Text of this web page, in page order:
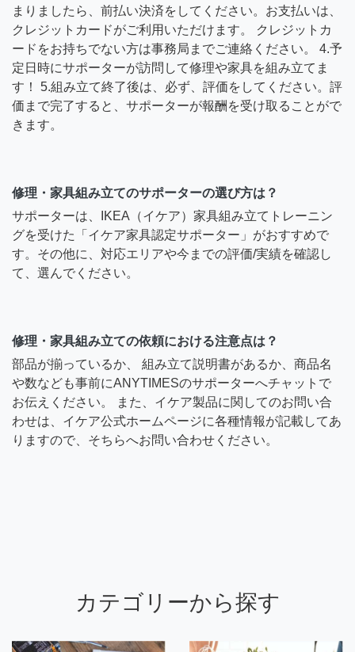
まりましたら、前払い決済をしてください。お支払いは、
クレジットカードがご利用いただけます。 クレジットカ
ードをお持ちでない方は事務局までご連絡ください。 4.予
定日時にサポーターが訪問して修理や家具を組み立てま
す！ 5.組み立て終了後は、必ず、評価をしてください。評
価まで完了すると、サポーターが報酬を受け取ることがで
きます。
修理・家具組み立てのサポーターの選び方は？
サポーターは、IKEA（イケア）家具組み立てトレーニン
グを受けた「イケア家具認定サポーター」がおすすめで
す。その他に、対応エリアや今までの評価/実績を確認し
て、選んでください。
修理・家具組み立ての依頼における注意点は？
部品が揃っているか、 組み立て説明書があるか、商品名
や数なども事前にANYTIMESのサポーターへチャットで
お伝えください。 また、イケア製品に関してのお問い合
わせは、イケア公式ホームページに各種情報が記載してあ
りますので、そちらへお問い合わせください。
カテゴリーから探す